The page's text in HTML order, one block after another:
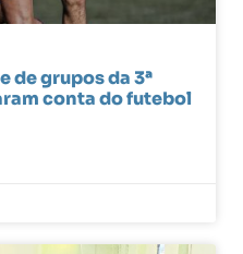
de grupos da 3ª
conta do futebol